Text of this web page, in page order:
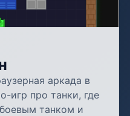
аркада в
игр про танки, где
танком и